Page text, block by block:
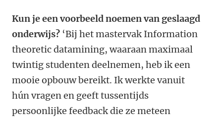
Kun je een voorbeeld noemen van geslaagd
onderwijs? ‘Bij het mastervak Information
theoretic datamining, waaraan maximaal
twintig studenten deelnemen, heb ik een
mooie opbouw bereikt. Ik werkte vanuit
hún vragen en geeft tussentijds
persoonlijke feedback die ze meteen